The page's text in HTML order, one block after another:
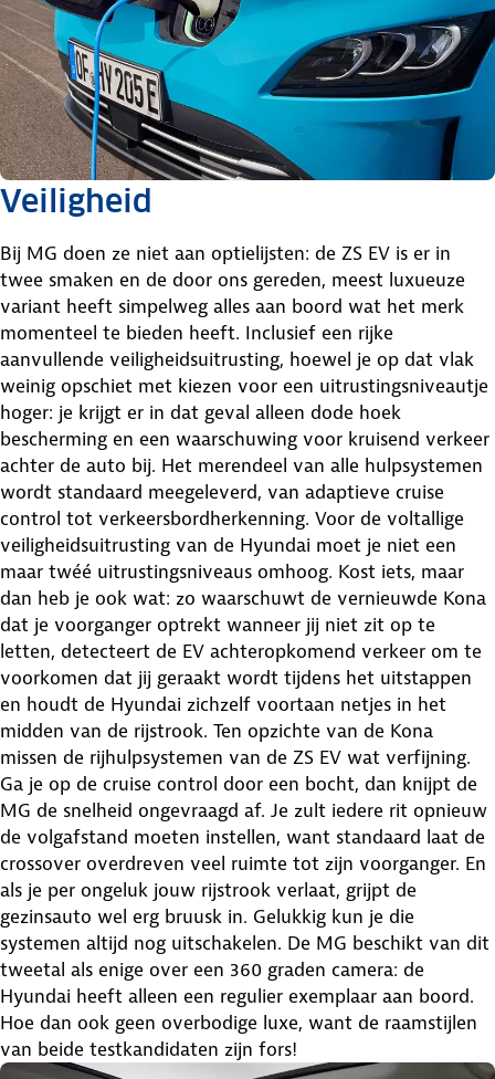
Veiligheid
Bij MG doen ze niet aan optielijsten: de ZS EV is er in
twee smaken en de door ons gereden, meest luxueuze
variant heeft simpelweg alles aan boord wat het merk
momenteel te bieden heeft. Inclusief een rijke
aanvullende veiligheidsuitrusting, hoewel je op dat vlak
weinig opschiet met kiezen voor een uitrustingsniveautje
hoger: je krijgt er in dat geval alleen dode hoek
bescherming en een waarschuwing voor kruisend verkeer
achter de auto bij. Het merendeel van alle hulpsystemen
wordt standaard meegeleverd, van adaptieve cruise
control tot verkeersbordherkenning. Voor de voltallige
veiligheidsuitrusting van de Hyundai moet je niet een
maar twéé uitrustingsniveaus omhoog. Kost iets, maar
dan heb je ook wat: zo waarschuwt de vernieuwde Kona
dat je voorganger optrekt wanneer jij niet zit op te
letten, detecteert de EV achteropkomend verkeer om te
voorkomen dat jij geraakt wordt tijdens het uitstappen
en houdt de Hyundai zichzelf voortaan netjes in het
midden van de rijstrook. Ten opzichte van de Kona
missen de rijhulpsystemen van de ZS EV wat verfijning.
Ga je op de cruise control door een bocht, dan knijpt de
MG de snelheid ongevraagd af. Je zult iedere rit opnieuw
de volgafstand moeten instellen, want standaard laat de
crossover overdreven veel ruimte tot zijn voorganger. En
als je per ongeluk jouw rijstrook verlaat, grijpt de
gezinsauto wel erg bruusk in. Gelukkig kun je die
systemen altijd nog uitschakelen. De MG beschikt van dit
tweetal als enige over een 360 graden camera: de
Hyundai heeft alleen een regulier exemplaar aan boord.
Hoe dan ook geen overbodige luxe, want de raamstijlen
van beide testkandidaten zijn fors!